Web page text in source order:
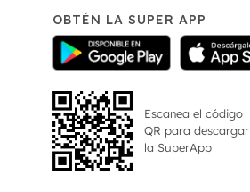
OBTÉN LA SUPER APP
Escanea el código
QR para descargar
la SuperApp